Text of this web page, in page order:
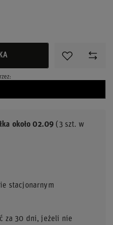
około 02.09 (3 szt. w
stacjonarnym
za 30 dni, jeżeli nie